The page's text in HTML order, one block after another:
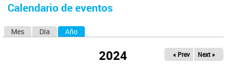
usted
Calendario de eventos
Mes Día Año
2024 « Prev Next »